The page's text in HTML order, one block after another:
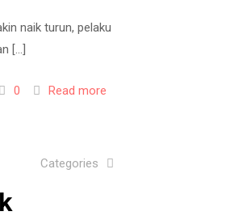
naik turun, pelaku
[…]
0 Read more
Categories